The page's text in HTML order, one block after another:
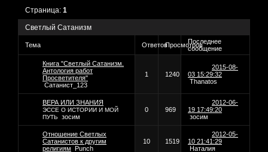
Светлый Сатанизм
Страница:1
Тема ОтветовПросмотровПоследнее
сообщение
Книга "Светлый Сатанизм.
Антология работ
Просветителя"
Сатанист_123
1 1240
2015-08-
03 15:29:32
Thanatos
ВЕРА ИЛИ ЗНАНИЯ
ЭССЕ О ИСТОРИИ И МОЙ
ПУТЬ
зосим
0 969
2012-06-
19 17:49:20
зосим
Отношение Светлых
Сатанистов к другим
религиям
Punch
10 1519
2012-05-
10 21:41:29
Наталия